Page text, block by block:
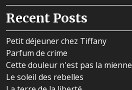
Recent Posts
Petit déjeuner chez Tiffany
Parfum de crime
Cette douleur n'est pas la mienne
Le soleil des rebelles